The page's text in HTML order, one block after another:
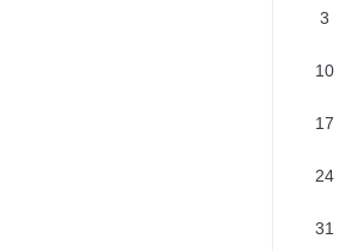
3
10
17
24
31